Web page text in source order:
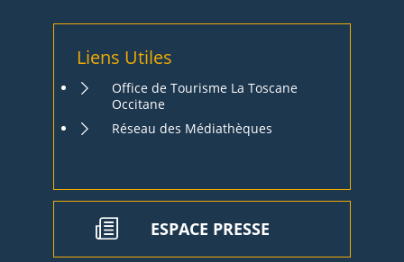
Liens Utiles
Office de Tourisme La Toscane
Occitane
Réseau des Médiathèques
ESPACE PRESSE